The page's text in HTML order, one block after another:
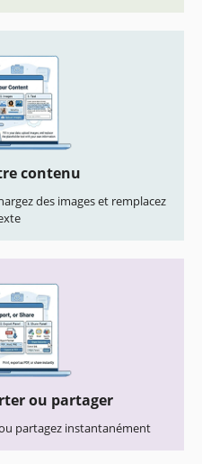
contenu
des images et remplacez
ou partager
partagez instantanément